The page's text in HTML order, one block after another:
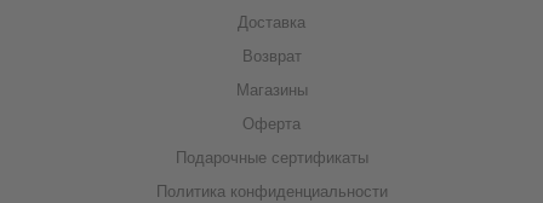
Доставка
Возврат
Магазины
Оферта
Подарочные сертификаты
Политика конфиденциальности